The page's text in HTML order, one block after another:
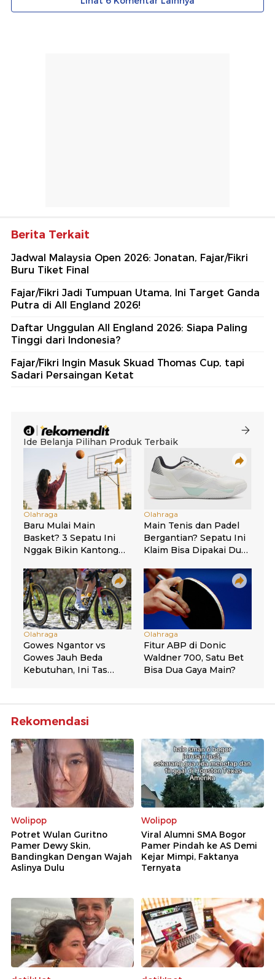
Berita Terkait
Jadwal Malaysia Open 2026: Jonatan, Fajar/Fikri
Buru Tiket Final
Fajar/Fikri Jadi Tumpuan Utama, Ini Target Ganda
Putra di All England 2026!
Daftar Unggulan All England 2026: Siapa Paling
Tinggi dari Indonesia?
Fajar/Fikri Ingin Masuk Skuad Thomas Cup, tapi
Sadari Persaingan Ketat
Rekomendasi
Wolipop
Potret Wulan Guritno
Pamer Dewy Skin,
Bandingkan Dengan Wajah
Aslinya Dulu
Wolipop
Viral Alumni SMA Bogor
Pamer Pindah ke AS Demi
Kejar Mimpi, Faktanya
Ternyata